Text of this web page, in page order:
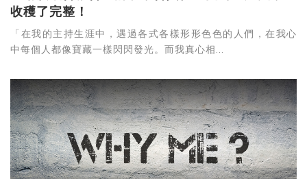
收穫了完整！
「在我的主持生涯中，遇過各式各樣形形色色的人們，在我心
中每個人都像寶藏一樣閃閃發光。而我真心相...